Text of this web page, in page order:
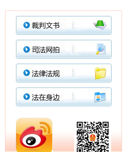
2022年2月28日的本周开庭公…
2022年2月21日的本周开庭公…
2022年2月14日的本周开庭公…
2022年2月7日的本周开庭公告